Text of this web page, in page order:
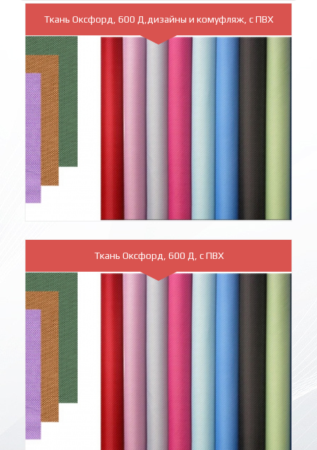
Ткань Оксфорд, 600 Д,дизайны и комуфляж, с ПВХ
Ткань Оксфорд, 600 Д, с ПВХ